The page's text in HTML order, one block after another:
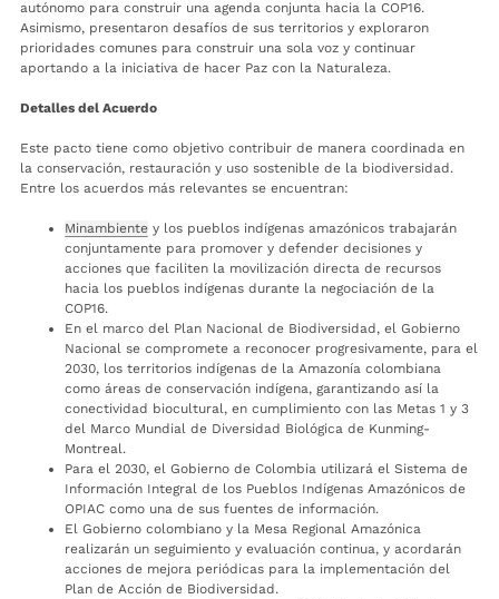
autónomo para construir una agenda conjunta hacia la COP16.
Asimismo, presentaron desafíos de sus territorios y exploraron
prioridades comunes para construir una sola voz y continuar
aportando a la iniciativa de hacer Paz con la Naturaleza.
Detalles del Acuerdo
Este pacto tiene como objetivo contribuir de manera coordinada en
la conservación, restauración y uso sostenible de la biodiversidad.
Entre los acuerdos más relevantes se encuentran:
Minambiente y los pueblos indígenas amazónicos trabajarán
conjuntamente para promover y defender decisiones y
acciones que faciliten la movilización directa de recursos
hacia los pueblos indígenas durante la negociación de la
COP16.
En el marco del Plan Nacional de Biodiversidad, el Gobierno
Nacional se compromete a reconocer progresivamente, para el
2030, los territorios indígenas de la Amazonía colombiana
como áreas de conservación indígena, garantizando así la
conectividad biocultural, en cumplimiento con las Metas 1 y 3
del Marco Mundial de Diversidad Biológica de Kunming-
Montreal.
Para el 2030, el Gobierno de Colombia utilizará el Sistema de
Información Integral de los Pueblos Indígenas Amazónicos de
OPIAC como una de sus fuentes de información.
El Gobierno colombiano y la Mesa Regional Amazónica
realizarán un seguimiento y evaluación continua, y acordarán
acciones de mejora periódicas para la implementación del
Plan de Acción de Biodiversidad.